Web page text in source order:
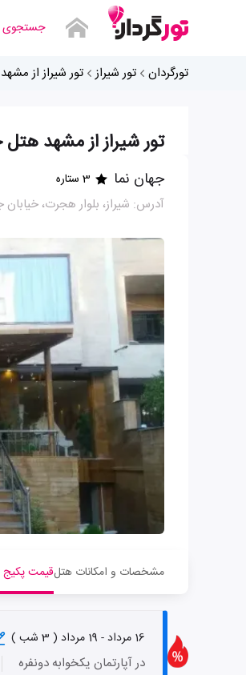
جستجوی
تورگردان تور شیراز تور شیراز از مشهد
تور شیراز از مشهد هتل
جهان نما 3 ستاره
آدرس: شیراز، بلوار هجرت، خیابان
مشخصات و امکانات هتلقیمت پکیج
16 مرداد - 19 مرداد ( 3 شب )
در آپارتمان یکخوابه دونفره